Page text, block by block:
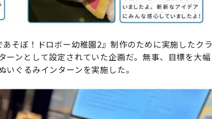
そぼ！ドロボー幼稚園2』制作のために実施したクラ
ーンとして設定されていた企画だ。無事、目標を大幅
ぐるみインターンを実施した。